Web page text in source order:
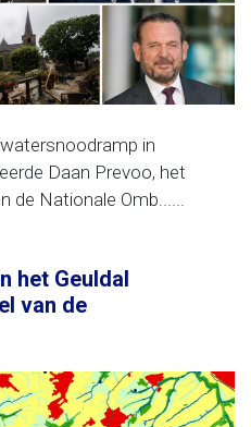
in
Daan Prevoo, het
de Nationale Omb......
het Geuldal
van de